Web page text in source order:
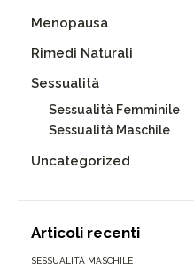
Menopausa
Rimedi Naturali
Sessualità
Sessualità Femminile
Sessualità Maschile
Uncategorized
Articoli recenti
SESSUALITÀ MASCHILE